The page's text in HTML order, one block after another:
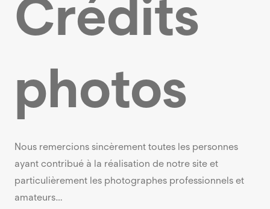
Crédits
photos
Nous remercions sincèrement toutes les personnes
ayant contribué à la réalisation de notre site et
particulièrement les photographes professionnels et
amateurs…